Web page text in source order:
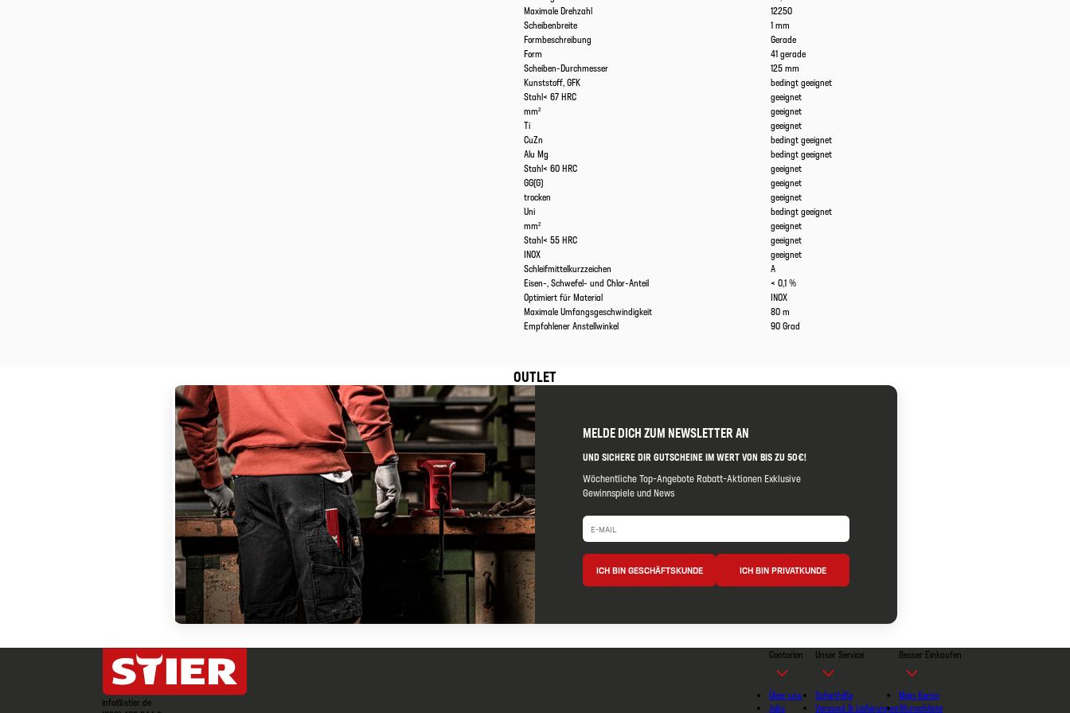
Maximale Drehzahl
12250
Scheibenbreite
1 mm
Formbeschreibung
Gerade
Form
41 gerade
Scheiben-Durchmesser
125 mm
Kunststoff, GFK
bedingt geeignet
Stahl< 67 HRC
geeignet
mm²
geeignet
Ti
geeignet
CuZn
bedingt geeignet
Alu Mg
bedingt geeignet
Stahl< 60 HRC
geeignet
GG(G)
geeignet
trocken
geeignet
Uni
bedingt geeignet
mm²
geeignet
Stahl< 55 HRC
geeignet
INOX
geeignet
Schleifmittelkurzzeichen
A
Eisen-, Schwefel- und Chlor-Anteil
< 0,1 %
Optimiert für Material
INOX
Maximale Umfangsgeschwindigkeit
80 m
Empfohlener Anstellwinkel
90 Grad
OUTLET
MELDE DICH ZUM NEWSLETTER AN
UND SICHERE DIR GUTSCHEINE IM WERT VON BIS ZU 50€!
Wöchentliche Top-Angebote Rabatt-Aktionen Exklusive
Gewinnspiele und News
ICH BIN GESCHÄFTSKUNDE ICH BIN PRIVATKUNDE
info@stier.de
Contorion
Über uns
Jobs
Unser Service
Soforthilfe
Versand & Lieferungen
Besser Einkaufen
Mein Konto
Wunschliste